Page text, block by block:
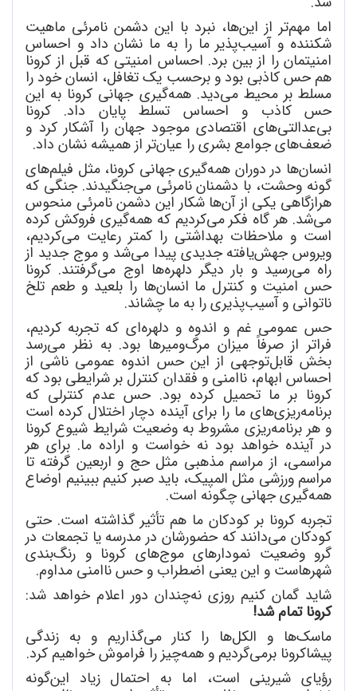
اما مهمتر از اینها، نبرد با این دشمن نامرئی ماهیت
شکننده و آسیبپذیر ما را به ما نشان داد و احساس
امنیتمان را از بین برد. احساس امنیتی که قبل از کرونا
هم حس کاذبی بود و برحسب یک تغافل، انسان خود را
مسلط بر محیط میدید. همهگیری جهانی کرونا به این
حس کاذب و احساس تسلط پایان داد. کرونا
بیعدالتیهای اقتصادی موجود جهان را آشکار کرد و
ضعفهای جوامع بشری را عیانتر از همیشه نشان داد.
انسانها در دوران همهگیری جهانی کرونا، مثل فیلمهای
گونه وحشت، با دشمنان نامرئی میجنگیدند. جنگی که
هرازگاهی یکی از آنها شکار این دشمن نامرئی منحوس
میشد. هر گاه فکر میکردیم که همهگیری فروکش کرده
است و ملاحظات بهداشتی را کمتر رعایت میکردیم،
ویروس جهشیافته جدیدی پیدا میشد و موج جدید از
راه میرسید و بار دیگر دلهرهها اوج میگرفتند. کرونا
حس امنیت و کنترل ما انسانها را بلعید و طعم تلخ
ناتوانی و آسیبپذیری را به ما چشاند.
حس عمومی غم و اندوه و دلهرهای که تجربه کردیم،
فراتر از صرفاً میزان مرگومیرها بود. به نظر میرسد
بخش قابلتوجهی از این حس اندوه عمومی ناشی از
احساس ابهام، ناامنی و فقدان کنترل بر شرایطی بود که
کرونا بر ما تحمیل کرده بود. حس عدم کنترلی که
برنامهریزیهای ما را برای آینده دچار اختلال کرده است
و هر برنامهریزی مشروط به وضعیت شرایط شیوع کرونا
در آینده خواهد بود نه خواست و اراده ما. برای هر
مراسمی، از مراسم مذهبی مثل حج و اربعین گرفته تا
مراسم ورزشی مثل المپیک، باید صبر کنیم ببینیم اوضاع
همهگیری جهانی چگونه است.
تجربه کرونا بر کودکان ما هم تأثیر گذاشته است. حتی
کودکان میدانند که حضورشان در مدرسه یا تجمعات در
گرو وضعیت نمودارهای موجهای کرونا و رنگبندی
شهرهاست و این یعنی اضطراب و حس ناامنی مداوم.
شاید گمان کنیم روزی نهچندان دور اعلام خواهد شد:
کرونا تمام شد!
ماسکها و الکلها را کنار میگذاریم و به زندگی
پیشاکرونا برمیگردیم و همهچیز را فراموش خواهیم کرد.
رؤیای شیرینی است، اما به احتمال زیاد اینگونه